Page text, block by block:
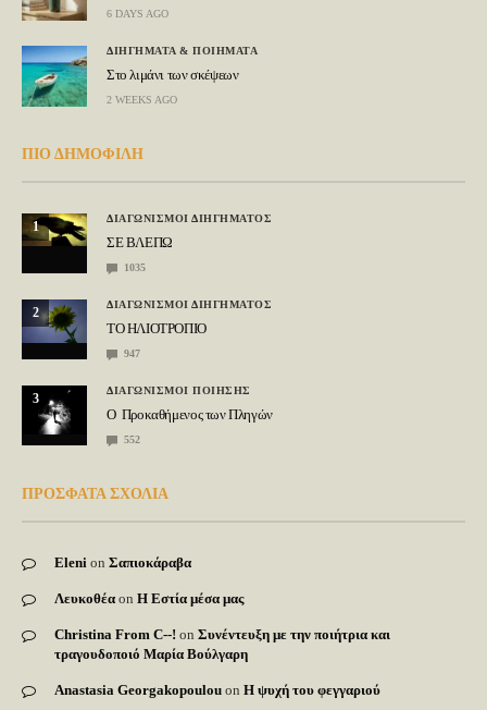
6 DAYS AGO
ΔΙΗΓΗΜΑΤΑ & ΠΟΙΗΜΑΤΑ
Στο λιμάνι των σκέψεων
2 WEEKS AGO
ΠΙΟ ΔΗΜΟΦΙΛΗ
1
ΔΙΑΓΩΝΙΣΜΟΙ ΔΙΗΓΗΜΑΤΟΣ
ΣΕ ΒΛΕΠΩ
1035
2
ΔΙΑΓΩΝΙΣΜΟΙ ΔΙΗΓΗΜΑΤΟΣ
ΤΟ ΗΛΙΟΤΡΟΠΙΟ
947
3
ΔΙΑΓΩΝΙΣΜΟΙ ΠΟΙΗΣΗΣ
Ο Προκαθήμενος των Πληγών
552
ΠΡΟΣΦΑΤΑ ΣΧΟΛΙΑ
Eleni on Σαπιοκάραβα
Λευκοθέα on Η Εστία μέσα μας
Christina From C--! on Συνέντευξη με την ποιήτρια και
τραγουδοποιό Μαρία Βούλγαρη
Anastasia Georgakopoulou on Η ψυχή του φεγγαριού